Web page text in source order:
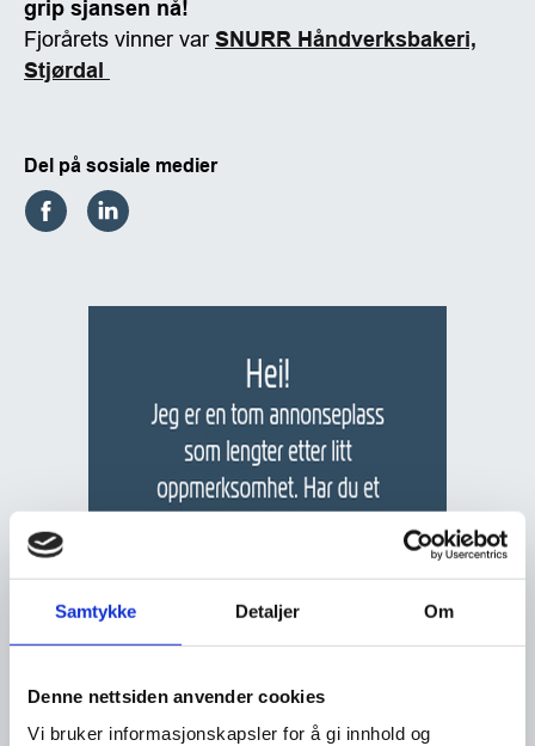
Samtykke Detaljer Om
Denne nettsiden anvender cookies
Vi bruker informasjonskapsler for å gi innhold og
grip sjansen nå!
Fjorårets vinner var SNURR Håndverksbakeri,
Stjørdal
Del på sosiale medier